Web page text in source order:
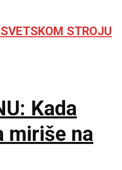
STROJU
Kada
miriše na